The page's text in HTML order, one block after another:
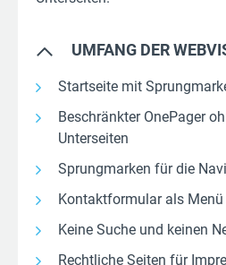
UMFANG DER
Startseite mit
Beschränkter OnePager
Unterseiten
Sprungmarken für die
Kontaktformular als
Keine Suche und keinen
Rechtliche Seiten für